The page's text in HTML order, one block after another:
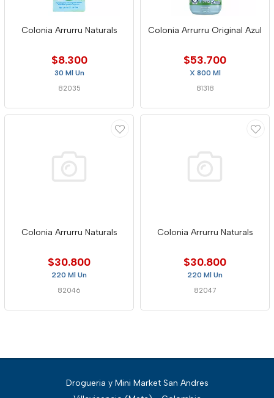
Colonia Arrurru Naturals
$8.300
30 Ml Un
82035
Colonia Arrurru Original Azul
$53.700
X 800 Ml
81318
Colonia Arrurru Naturals
$30.800
220 Ml Un
82046
Colonia Arrurru Naturals
$30.800
220 Ml Un
82047
Drogueria y Mini Market San Andres